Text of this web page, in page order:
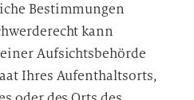
Bestimmungen
kann
Aufsichtsbehörde
Ihres Aufenthaltsorts,